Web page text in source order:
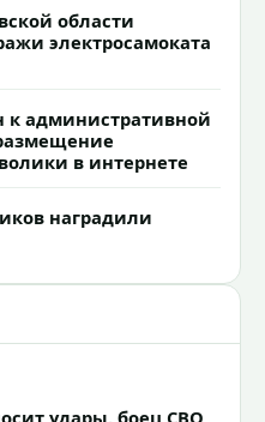
области
электросамоката
к административной
в интернете
наградили
удары, боец СВО